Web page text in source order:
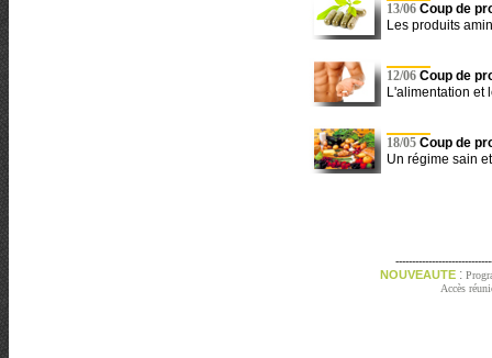
13/06 Coup de
Les produits
12/06 Coup de
L'alimentation et
18/05 Coup de
Un régime sain
NOUVEAUTE :
Accès